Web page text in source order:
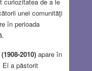
unei comunităţi
în perioada
2010)apare în
El a păstorit